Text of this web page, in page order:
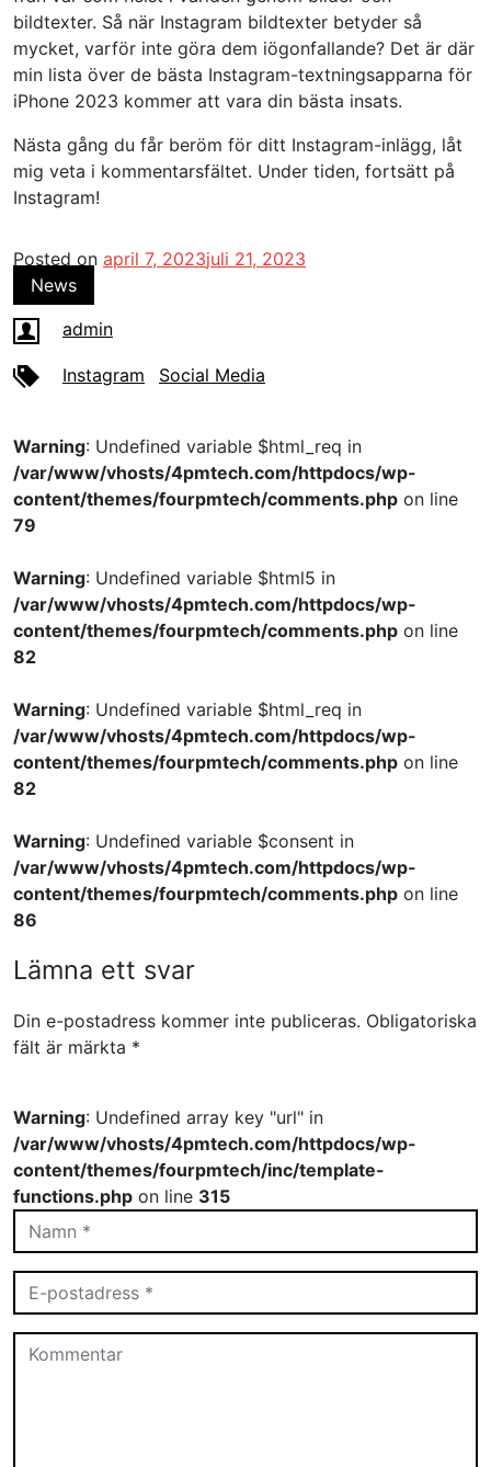
bildtexter. Så när Instagram bildtexter betyder så
mycket, varför inte göra dem iögonfallande? Det är där
min lista över de bästa Instagram-textningsapparna för
iPhone 2023 kommer att vara din bästa insats.
Nästa gång du får beröm för ditt Instagram-inlägg, låt
mig veta i kommentarsfältet. Under tiden, fortsätt på
Instagram!
Posted on april 7, 2023juli 21, 2023
News
admin
Instagram Social Media
Warning: Undefined variable $html_req in
/var/www/vhosts/4pmtech.com/httpdocs/wp-
content/themes/fourpmtech/comments.php on line
79
Warning: Undefined variable $html5 in
/var/www/vhosts/4pmtech.com/httpdocs/wp-
content/themes/fourpmtech/comments.php on line
82
Warning: Undefined variable $html_req in
/var/www/vhosts/4pmtech.com/httpdocs/wp-
content/themes/fourpmtech/comments.php on line
82
Warning: Undefined variable $consent in
/var/www/vhosts/4pmtech.com/httpdocs/wp-
content/themes/fourpmtech/comments.php on line
86
Lämna ett svar
Din e-postadress kommer inte publiceras. Obligatoriska
fält är märkta *
Warning: Undefined array key "url" in
/var/www/vhosts/4pmtech.com/httpdocs/wp-
content/themes/fourpmtech/inc/template-
functions.php on line 315